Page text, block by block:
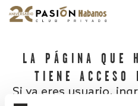
LA PÁGINA QUE
TIENE
Si ya eres usuario,